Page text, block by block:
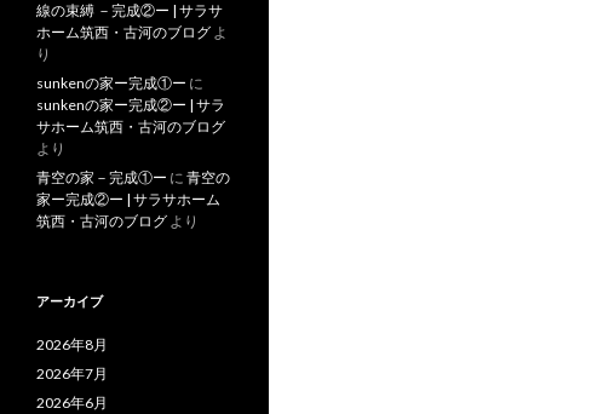
線の束縛 －完成②ー | サラサ
ホーム筑西・古河のブログ よ
り
sunkenの家ー完成①ー に
sunkenの家ー完成②ー | サラ
サホーム筑西・古河のブログ
より
青空の家－完成①ー に 青空の
家ー完成②ー | サラサホーム
筑西・古河のブログ より
アーカイブ
2026年8月
2026年7月
2026年6月